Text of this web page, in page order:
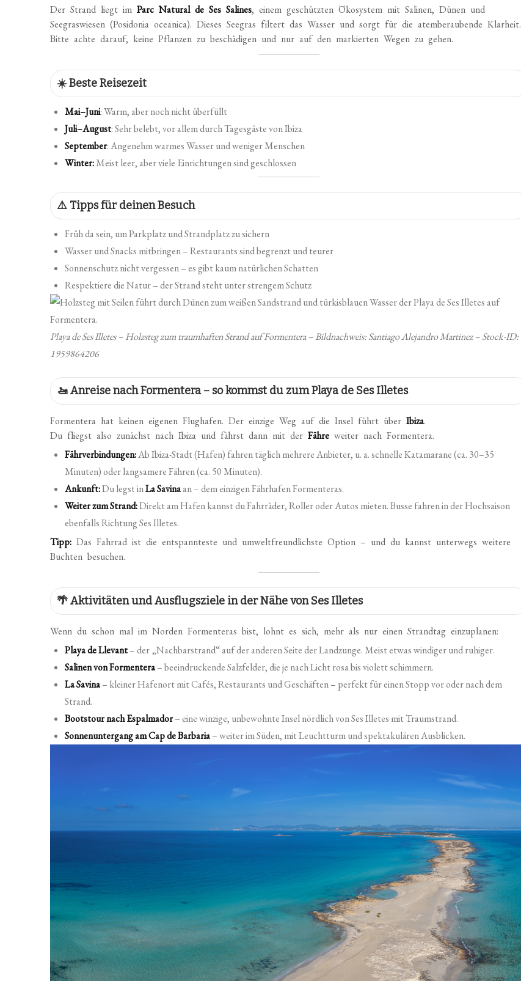
Der Strand liegt imParc Natural de Ses Salines, einem geschützten Ökosystem mit Salinen, Dünen und
Seegraswiesen (Posidonia oceanica). Dieses Seegras filtert das Wasser und sorgt für die atemberaubende Klarheit.
Bitte achte darauf, keine Pflanzen zu beschädigen und nur auf den markierten Wegen zu gehen.
☀️ Beste Reisezeit
Mai–Juni: Warm, aber noch nicht überfüllt
Juli–August: Sehr belebt, vor allem durch Tagesgäste von Ibiza
September: Angenehm warmes Wasser und weniger Menschen
Winter:Meist leer, aber viele Einrichtungen sind geschlossen
⚠️ Tipps für deinen Besuch
Früh da sein, um Parkplatz und Strandplatz zu sichern
Wasser und Snacks mitbringen – Restaurants sind begrenzt und teurer
Sonnenschutz nicht vergessen – es gibt kaum natürlichen Schatten
Respektiere die Natur – der Strand steht unter strengem Schutz
Playa de Ses Illetes – Holzsteg zum traumhaften Strand auf Formentera – Bildnachweis: Santiago Alejandro Martinez – Stock-ID:
1959864206
🚤 Anreise nach Formentera – so kommst du zum Playa de Ses Illetes
Formentera hat keinen eigenen Flughafen. Der einzige Weg auf die Insel führt überIbiza.
Du fliegst also zunächst nach Ibiza und fährst dann mit derFähre weiter nach Formentera.
Fährverbindungen:Ab Ibiza-Stadt (Hafen) fahren täglich mehrere Anbieter, u. a. schnelle Katamarane (ca. 30–35
Minuten) oder langsamere Fähren (ca. 50 Minuten).
Ankunft:Du legst inLa Savinaan – dem einzigen Fährhafen Formenteras.
Weiter zum Strand:Direkt am Hafen kannst du Fahrräder, Roller oder Autos mieten. Busse fahren in der Hochsaison
ebenfalls Richtung Ses Illetes.
Tipp: Das Fahrrad ist die entspannteste und umweltfreundlichste Option – und du kannst unterwegs weitere
Buchten besuchen.
🌴 Aktivitäten und Ausflugsziele in der Nähe von Ses Illetes
Wenn du schon mal im Norden Formenteras bist, lohnt es sich, mehr als nur einen Strandtag einzuplanen:
Playa de Llevant– der „Nachbarstrand“ auf der anderen Seite der Landzunge. Meist etwas windiger und ruhiger.
Salinen von Formentera– beeindruckende Salzfelder, die je nach Licht rosa bis violett schimmern.
La Savina– kleiner Hafenort mit Cafés, Restaurants und Geschäften – perfekt für einen Stopp vor oder nach dem
Strand.
Bootstour nach Espalmador– eine winzige, unbewohnte Insel nördlich von Ses Illetes mit Traumstrand.
Sonnenuntergang am Cap de Barbaria– weiter im Süden, mit Leuchtturm und spektakulären Ausblicken.